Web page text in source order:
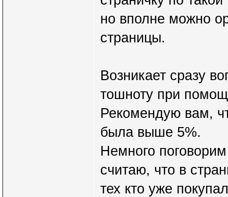
но вполне можно
страницы.
Возникает сразу
тошноту при
Рекомендую вам,
была выше 5%.
Немного
считаю, что в
тех кто уже